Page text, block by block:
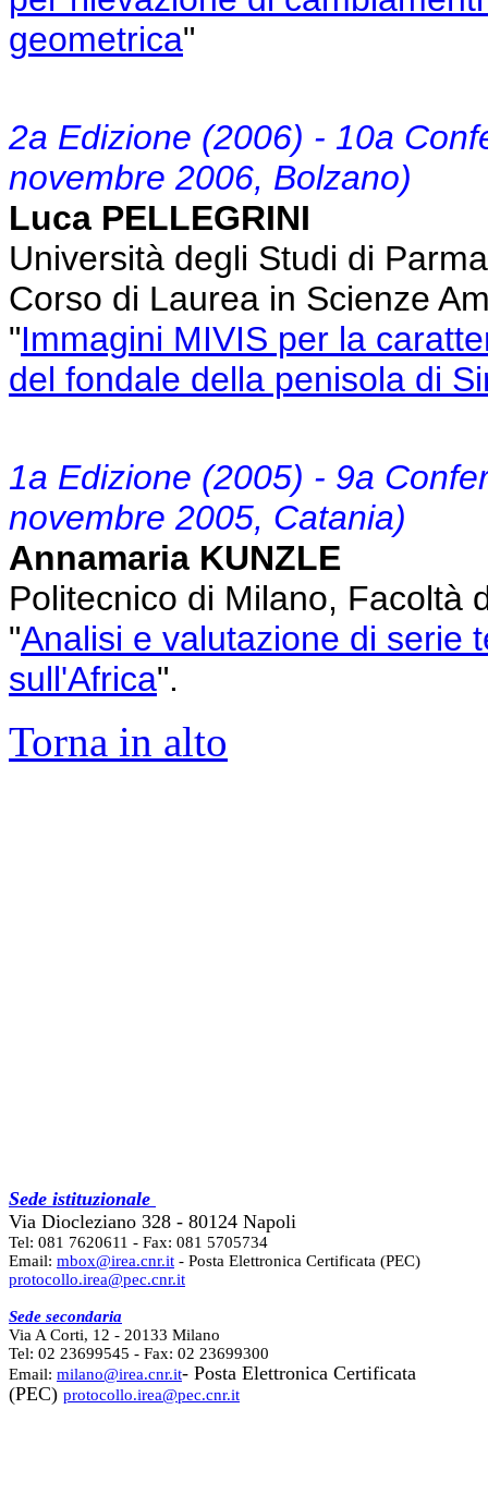
geometrica"
2a Edizione (2006) - 10a
novembre 2006, Bolzano)
Luca PELLEGRINI
Università degli Studi di
Corso di Laurea in Scienze
"Immagini MIVIS per la
del fondale della penisola di
1a Edizione (2005) - 9a
novembre 2005, Catania)
Annamaria KUNZLE
Politecnico di Milano, Facoltà
"Analisi e valutazione di serie
sull'Africa".
Torna in alto
Sede istituzionale
Via Diocleziano 328 - 80124 Napoli
Tel: 081 7620611 - Fax: 081 5705734
Email: mbox@irea.cnr.it - Posta Elettronica Certificata (PEC)
protocollo.irea@pec.cnr.it
Sede secondaria
Via A Corti, 12 - 20133 Milano
Tel: 02 23699545 - Fax: 02 23699300
Email: milano@irea.cnr.it- Posta Elettronica Certificata
(PEC) protocollo.irea@pec.cnr.it